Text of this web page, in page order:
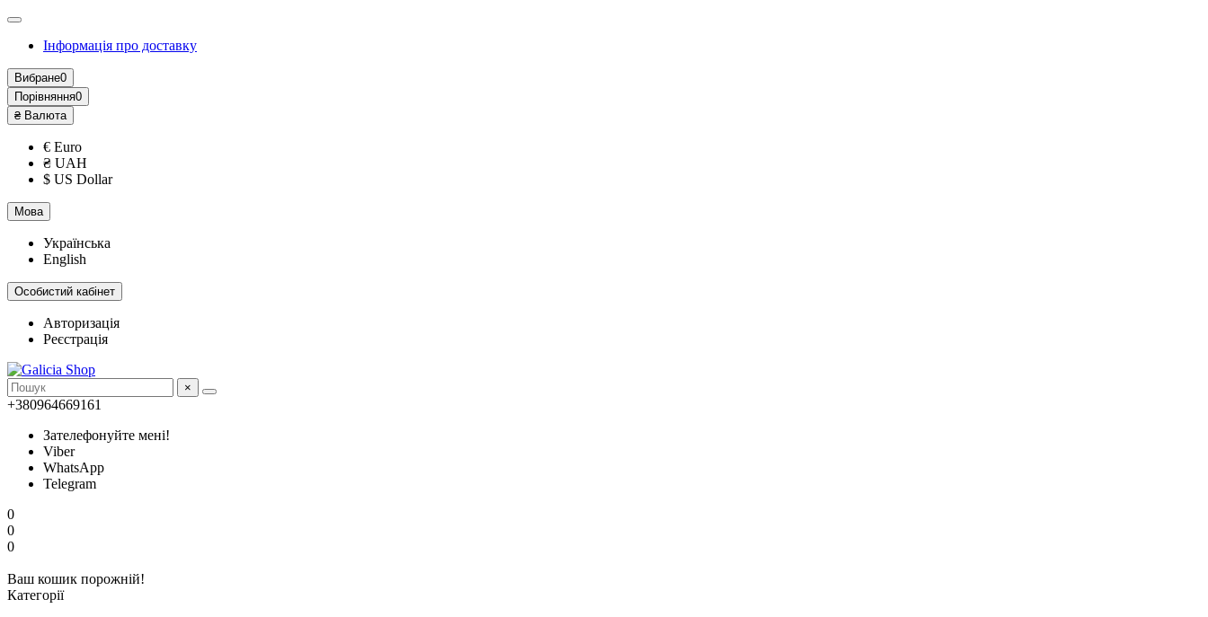
Інформація про доставку
Вибране0
Порівняння0
₴ Валюта
€ Euro
₴ UAH
$ US Dollar
Мова
Українська
English
Особистий кабінет
Авторизація
Реєстрація
×
+380964669161
Зателефонуйте мені!
Viber
WhatsApp
Telegram
0
0
0
Ваш кошик порожній!
Категорії